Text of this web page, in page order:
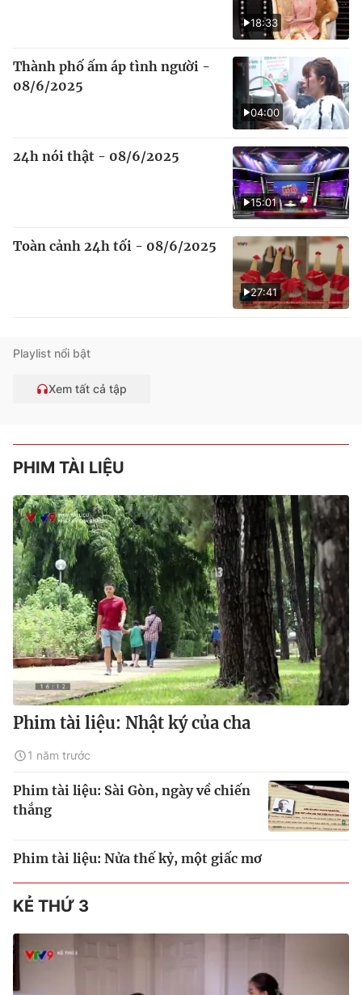
18:33
04:00
Thành phố ấm áp tình người -
08/6/2025
15:01
24h nói thật - 08/6/2025
27:41
Toàn cảnh 24h tối - 08/6/2025
Playlist nổi bật
Xem tất cả tập
PHIM TÀI LIỆU
Phim tài liệu: Nhật ký của cha
1 năm trước
Phim tài liệu: Sài Gòn, ngày về chiến
thắng
Phim tài liệu: Nửa thế kỷ, một giấc mơ
KẺ THỨ 3